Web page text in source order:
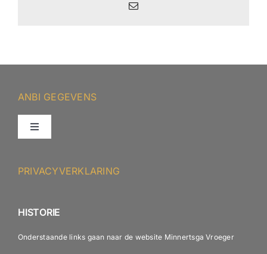
E-
ANBI GEGEVENS
Toggle
PRIVACYVERKLARING
HISTORIE
Onderstaande links gaan naar de website Minnertsga Vroeger